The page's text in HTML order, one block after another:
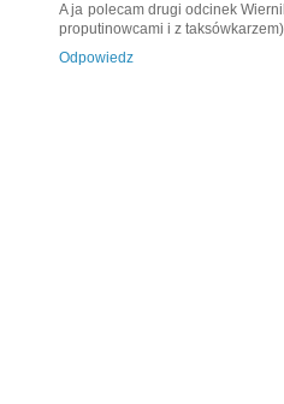
A ja polecam drugi odcinek
proputinowcami i z
Odpowiedz